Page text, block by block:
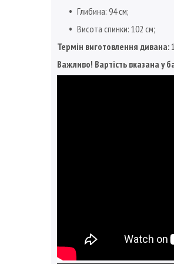
Глибина: 94 см;
Висота спинки: 102 см;
Термін виготовлення дивана:
Важливо! Вартість вказана у